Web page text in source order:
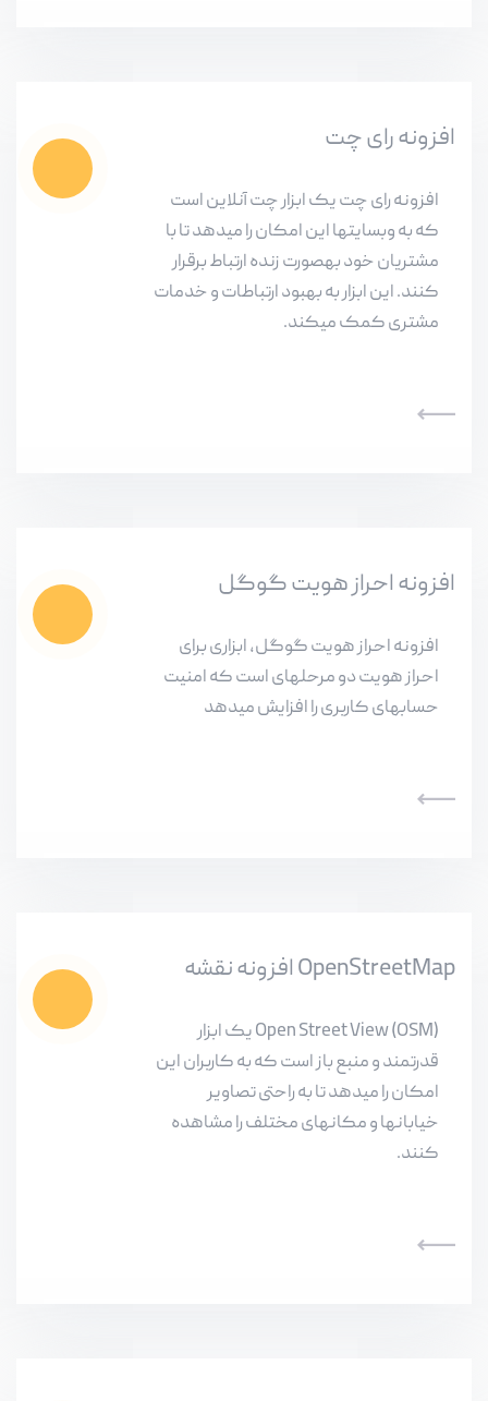
افزونه رای چت
افزونه رای چت یک ابزار چت آنلاین است
که به وبسایتها این امکان را میدهد تا با
مشتریان خود بهصورت زنده ارتباط برقرار
کنند. این ابزار به بهبود ارتباطات و خدمات
مشتری کمک میکند.
افزونه احراز هویت گوگل
افزونه احراز هویت گوگل، ابزاری برای
احراز هویت دو مرحلهای است که امنیت
حسابهای کاربری را افزایش میدهد
افزونه نقشه OpenStreetMap
Open Street View (OSM) یک ابزار
قدرتمند و منبع باز است که به کاربران این
امکان را میدهد تا به راحتی تصاویر
خیابانها و مکانهای مختلف را مشاهده
کنند.